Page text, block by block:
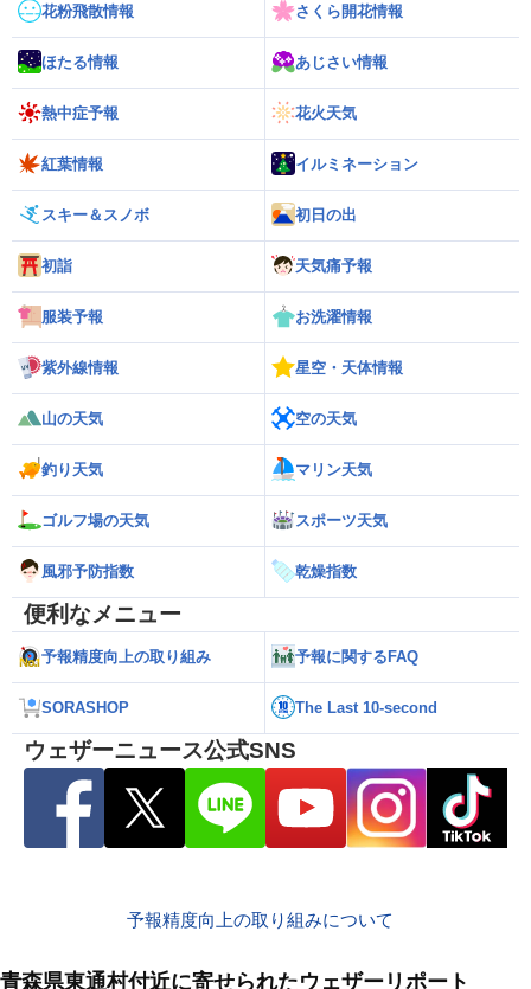
花粉飛散情報 さくら開花情報
ほたる情報 あじさい情報
熱中症予報 花火天気
紅葉情報 イルミネーション
スキー＆スノボ 初日の出
初詣 天気痛予報
服装予報 お洗濯情報
紫外線情報 星空・天体情報
山の天気 空の天気
釣り天気 マリン天気
ゴルフ場の天気 スポーツ天気
風邪予防指数 乾燥指数
便利なメニュー
予報精度向上の取り組み 予報に関するFAQ
SORASHOP The Last 10-second
ウェザーニュース公式SNS
予報精度向上の取り組みについて
青森県東通村付近に寄せられたウェザーリポート